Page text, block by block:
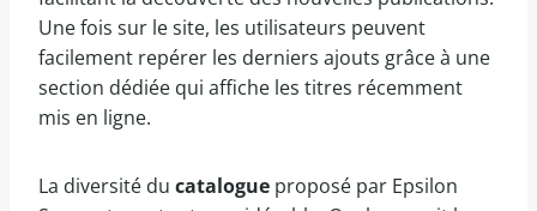
Une fois sur le site, les utilisateurs peuvent
facilement repérer les derniers ajouts grâce à une
section dédiée qui affiche les titres récemment
mis en ligne.
La diversité du catalogue proposé par Epsilon